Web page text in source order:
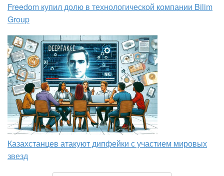
Freedom купил долю в технологической компании Bilim
Group
Казахстанцев атакуют дипфейки с участием мировых
звезд